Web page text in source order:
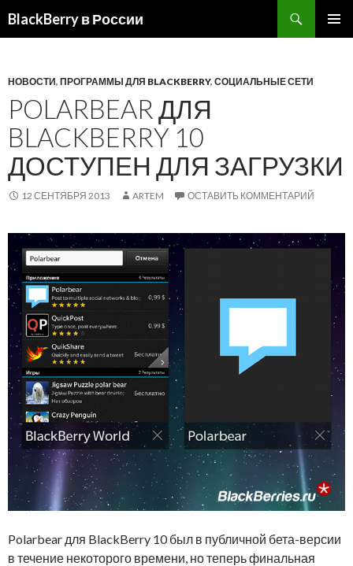
BlackBerry в России
НОВОСТИ, ПРОГРАММЫ ДЛЯ BLACKBERRY, СОЦИАЛЬНЫЕ СЕТИ
POLARBEAR ДЛЯ
BLACKBERRY 10
ДОСТУПЕН ДЛЯ ЗАГРУЗКИ
12 СЕНТЯБРЯ 2013 ARTEM ОСТАВИТЬ КОММЕНТАРИЙ
Polarbear для BlackBerry 10 был в публичной бета-версии
в течение некоторого времени, но теперь финальная